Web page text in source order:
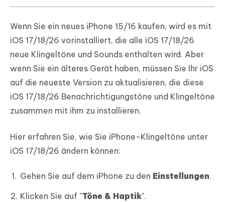
Wenn Sie ein neues iPhone 15/16 kaufen, wird es mit
iOS 17/18/26 vorinstalliert, die alle iOS 17/18/26
neue Klingeltöne und Sounds enthalten wird. Aber
wenn Sie ein älteres Gerät haben, müssen Sie Ihr iOS
auf die neueste Version zu aktualisieren, die diese
iOS 17/18/26 Benachrichtigungstöne und Klingeltöne
zusammen mit ihm zu installieren.
Hier erfahren Sie, wie Sie iPhone-Klingeltöne unter
iOS 17/18/26 ändern können:
Gehen Sie auf dem iPhone zu den Einstellungen.
Klicken Sie auf "Töne & Haptik".